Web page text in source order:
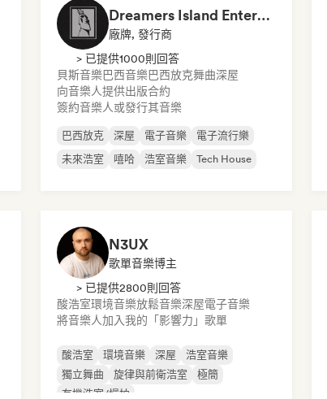
Dreamers Island Entertainment
廠牌, 發行商
> 已提供1000則回答
貝斯音樂巴西音樂巴西放克舞曲深屋
向音樂人提供出版合約
簽約音樂人或發行其音樂
巴西放克 深屋 電子音樂
電子流行樂
未來浩室
嘻哈 浩室音樂 Tech House
N3UX
歌單音樂博主
> 已提供2800則回答
酸浩室環境音樂放鬆音樂深屋電子音樂
將音樂人加入我的「影響力」歌單
酸浩室 環境音樂 深屋
浩室音樂
獨立舞曲
旋律與前衛浩室
極簡
有機浩室/慢拍